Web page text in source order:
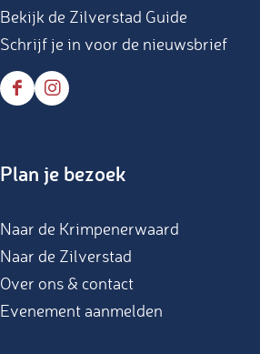
Bekijk de Zilverstad Guide
Schrijf je in voor de nieuwsbrief
F
e
o
o
k
I
t
g
r
a
m
Plan je bezoek
Naar de Krimpenerwaard
Naar de Zilverstad
Over ons & contact
Evenement aanmelden